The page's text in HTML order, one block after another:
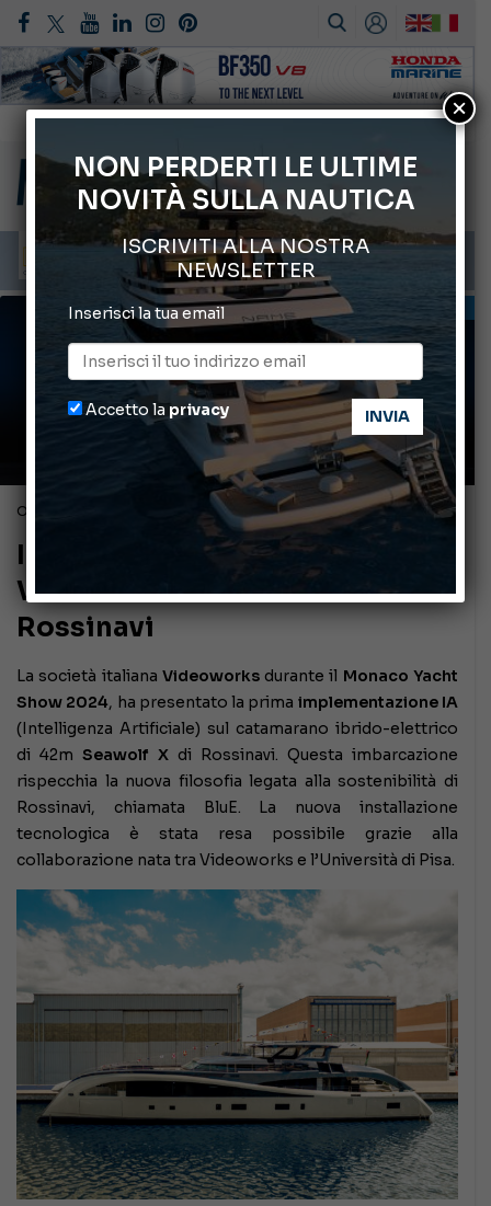
Montecristo Yachting, l’orologio per il diportista
Gommoni Callegari acquisisce Geniuss
66° Salone Nautico Internazionale di Genova
ABOFA 2026: la fiera del mare ad Aqaba
Cannes Yachting Festival 2026: tutte le novità attese a settembre
Ottobre 6, 2024
Implementazione IA di
Videoworks sul Seawolf X di
Rossinavi
La società italiana Videoworksdurante il Monaco Yacht
Show 2024, ha presentato la prima implementazione IA
(Intelligenza Artificiale) sul catamarano ibrido-elettrico
di 42m Seawolf X di Rossinavi. Questa imbarcazione
rispecchia la nuova filosofia legata alla sostenibilità di
Rossinavi, chiamata BluE. La nuova installazione
tecnologica è stata resa possibile grazie alla
collaborazione nata tra Videoworks e l’Università di Pisa.
NON PERDERTI LE ULTIME
NOVITÀ SULLA NAUTICA
ISCRIVITI ALLA NOSTRA
NEWSLETTER
Inserisci la tua email
Accetto la privacy
×